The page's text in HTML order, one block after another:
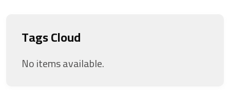
Tags Cloud
No items available.